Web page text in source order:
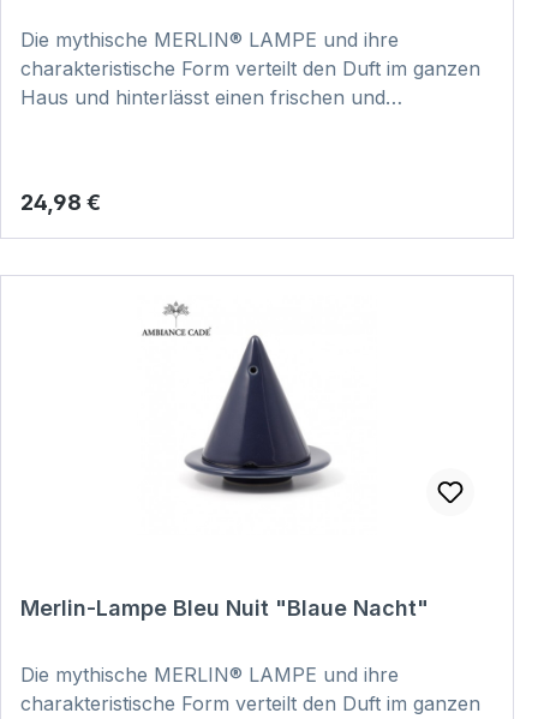
Die mythische MERLIN® LAMPE und ihre
charakteristische Form verteilt den Duft im ganzen
Haus und hinterlässt einen frischen und
VIDEO
Regulärer Preis:
24,98 €
Merlin-Lampe Bleu Nuit "Blaue Nacht"
Die mythische MERLIN® LAMPE und ihre
charakteristische Form verteilt den Duft im ganzen